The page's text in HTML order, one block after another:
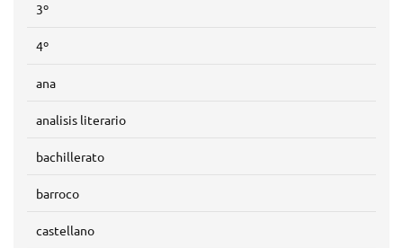
3º
4º
ana
analisis literario
bachillerato
barroco
castellano